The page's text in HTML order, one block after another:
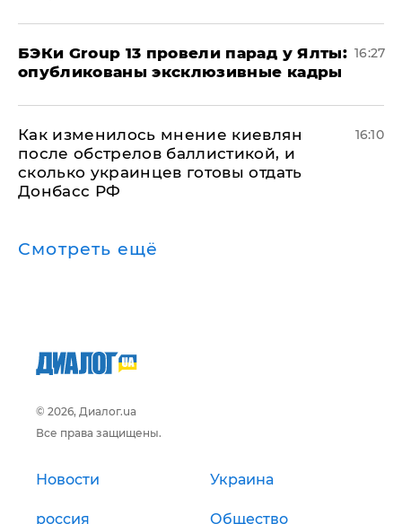
​БЭКи Group 13 провели парад у Ялты:
опубликованы эксклюзивные кадры
16:27
Как изменилось мнение киевлян
после обстрелов баллистикой, и
сколько украинцев готовы отдать
Донбасс РФ
16:10
Смотреть ещё
© 2026, Диалог.ua
Все права защищены.
Новости Украина
россия Общество